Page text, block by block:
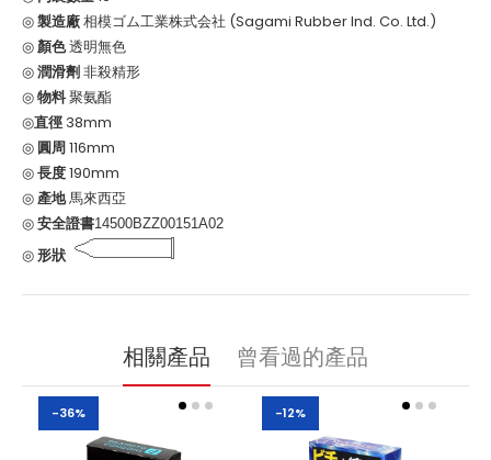
◎製造廠相模ゴム工業株式会社 (Sagami Rubber Ind. Co. Ltd.)
◎顏色透明無色
◎潤滑劑 非殺精形
◎物料聚氨酯
◎直徑38mm
◎ 圓周116mm
◎長度190mm
◎產地馬來西亞
◎安全證書14500BZZ00151A02
◎形狀
相關產品 曾看過的產品
-36% -12%